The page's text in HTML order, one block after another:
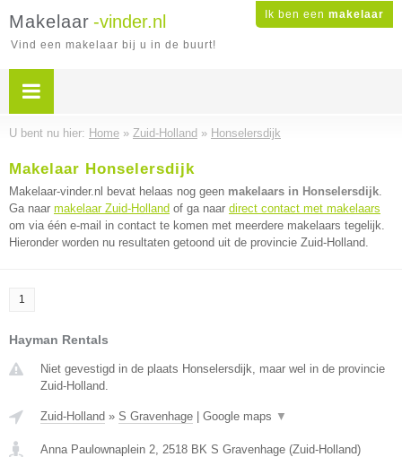
Ik ben een makelaar
Makelaar -vinder.nl
Vind een makelaar bij u in de buurt!
U bent nu hier: Home » Zuid-Holland » Honselersdijk
Makelaar Honselersdijk
Makelaar-vinder.nl bevat helaas nog geen makelaars in Honselersdijk.
Ga naar makelaar Zuid-Holland of ga naar direct contact met makelaars
om via één e-mail in contact te komen met meerdere makelaars tegelijk.
Hieronder worden nu resultaten getoond uit de provincie Zuid-Holland.
1
Hayman Rentals
Niet gevestigd in de plaats Honselersdijk, maar wel in de provincie
Zuid-Holland.
Zuid-Holland » S Gravenhage Google maps ▼
Anna Paulownaplein 2, 2518 BK S Gravenhage (Zuid-Holland)